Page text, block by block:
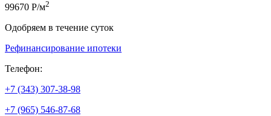
99670 Р/м2
Одобряем в течение суток
Рефинансирование ипотеки
Телефон:
+7 (343) 307-38-98
+7 (965) 546-87-68